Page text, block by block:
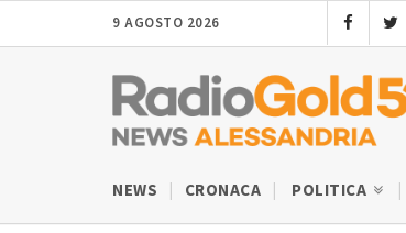
9 AGOSTO 2026
NEWS CRONACA POLITICA